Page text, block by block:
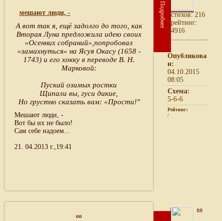
мешают люди, -
А вот так я, ещё задолго до того, как
Вторая Луна предложила идею своих
«Осенних собраний»,попробовал
«замахнуться» на Ясуя Окасу (1658 -
1743) и его хокку в переводе В. Н.
Марковой:
Пускай озимых ростки
Щипали вы, гуси дикие,
Но грустно сказать вам: «Прости!"
Мешают люди, -
Вот бы их не было!
Сам себе надоем...
21. 04.2013 г.,19:41
Подробнее
cтихов: 216
рейтинг:
4916
Опубликова
н:
04.10.2015
08:05
Схема:
5-6-6
Рейтинг:
/
oo
oo